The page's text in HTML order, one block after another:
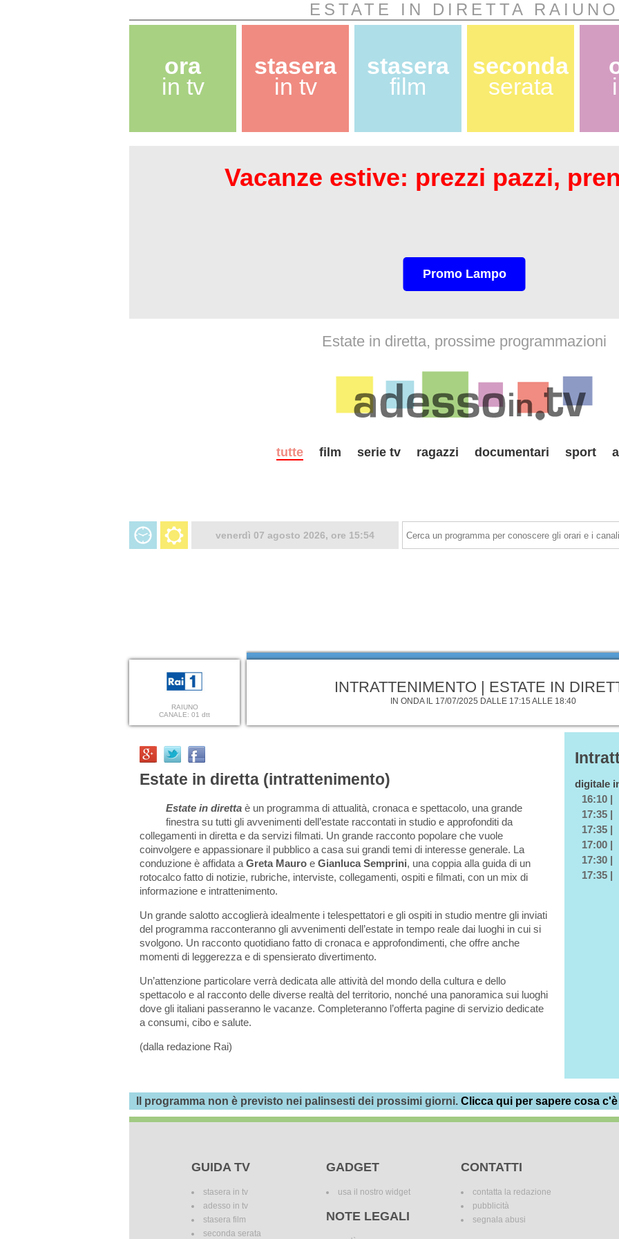
ESTATE IN DIRETTA RAIUNO
ora
in tv
stasera
in tv
stasera
film
seconda
serata
Vacanze estive: prezzi pazzi,
Promo Lampo
Estate in diretta, prossime programmazioni
tutte film serie tv ragazzi documentari sport
venerdì 07 agosto 2026, ore 15:54
RAIUNO
CANALE: 01 dtt
INTRATTENIMENTO | ESTATE IN
IN ONDA IL 17/07/2025 DALLE 17:15 ALLE 18:40
Estate in diretta (intrattenimento)
Estate in diretta è un programma di attualità, cronaca e spettacolo, una grande
finestra su tutti gli avvenimenti dell’estate raccontati in studio e approfonditi da
collegamenti in diretta e da servizi filmati. Un grande racconto popolare che vuole
coinvolgere e appassionare il pubblico a casa sui grandi temi di interesse generale. La
conduzione è affidata a Greta Mauro e Gianluca Semprini, una coppia alla guida di un
rotocalco fatto di notizie, rubriche, interviste, collegamenti, ospiti e filmati, con un mix di
informazione e intrattenimento.
Un grande salotto accoglierà idealmente i telespettatori e gli ospiti in studio mentre gli inviati
del programma racconteranno gli avvenimenti dell’estate in tempo reale dai luoghi in cui si
svolgono. Un racconto quotidiano fatto di cronaca e approfondimenti, che offre anche
momenti di leggerezza e di spensierato divertimento.
Un’attenzione particolare verrà dedicata alle attività del mondo della cultura e dello
spettacolo e al racconto delle diverse realtà del territorio, nonché una panoramica sui luoghi
dove gli italiani passeranno le vacanze. Completeranno l’offerta pagine di servizio dedicate
a consumi, cibo e salute.
(dalla redazione Rai)
digitale
16:10 |
17:35 |
17:35 |
17:00 |
17:30 |
17:35 |
Il programma non è previsto nei palinsesti dei prossimi giorni. Clicca qui per sapere cosa
GUIDA TV
stasera in tv
adesso in tv
stasera film
seconda serata
GADGET
usa il nostro widget
NOTE LEGALI
CONTATTI
contatta la redazione
pubblicità
segnala abusi